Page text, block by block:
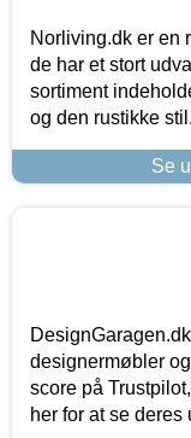
Norliving.dk er en
de har et stort
sortiment
og den rustikke
Se
designermøbler
score på
her for at se deres